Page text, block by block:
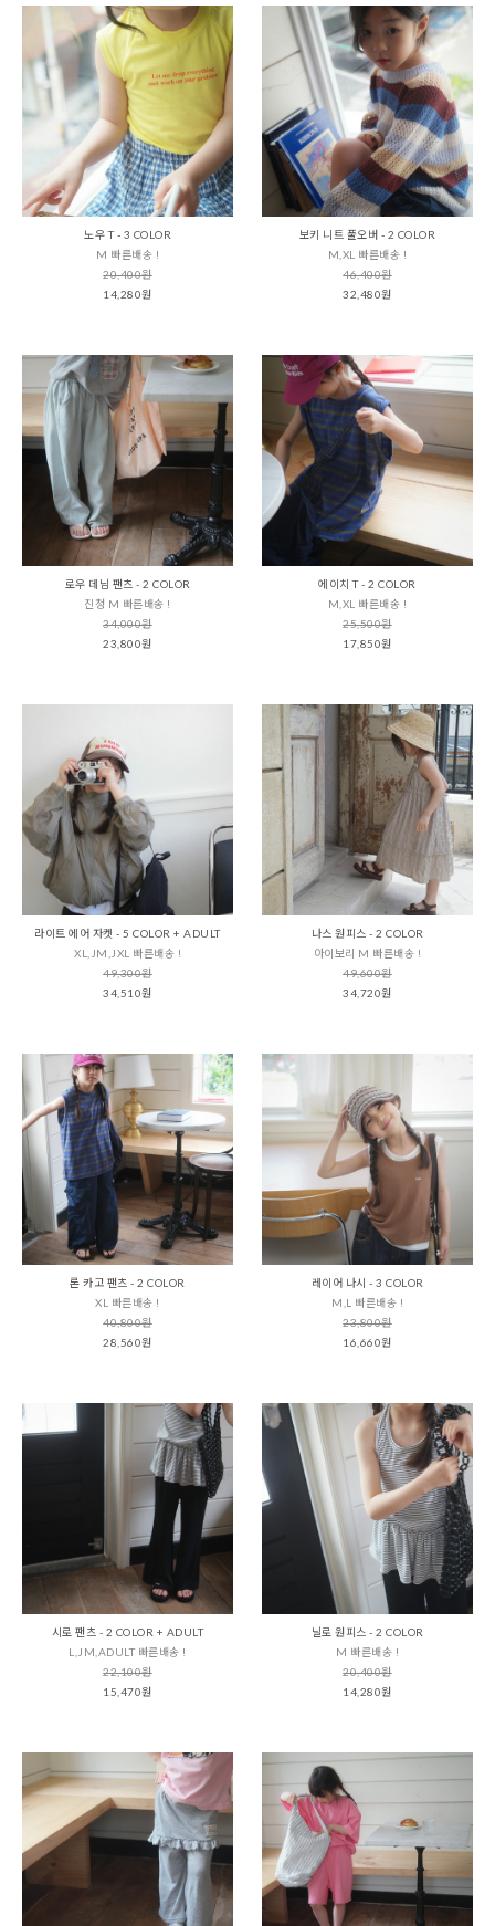
노우 T - 3 COLOR
M 빠른배송 !
20,400원
14,280원
보키 니트 풀오버 - 2 COLOR
M,XL 빠른배송 !
46,400원
32,480원
로우 데님 팬츠 - 2 COLOR
진청 M 빠른배송 !
34,000원
23,800원
에이치 T - 2 COLOR
M,XL 빠른배송 !
25,500원
17,850원
라이트 에어 자켓 - 5 COLOR + ADULT
XL,JM,JXL 빠른배송 !
49,300원
34,510원
나스 원피스 - 2 COLOR
아이보리 M 빠른배송 !
49,600원
34,720원
론 카고 팬츠 - 2 COLOR
XL 빠른배송 !
40,800원
28,560원
레이어 나시 - 3 COLOR
M,L 빠른배송 !
23,800원
16,660원
시로 팬츠 - 2 COLOR + ADULT
L,JM,ADULT 빠른배송 !
22,100원
15,470원
닐로 원피스 - 2 COLOR
M 빠른배송 !
20,400원
14,280원